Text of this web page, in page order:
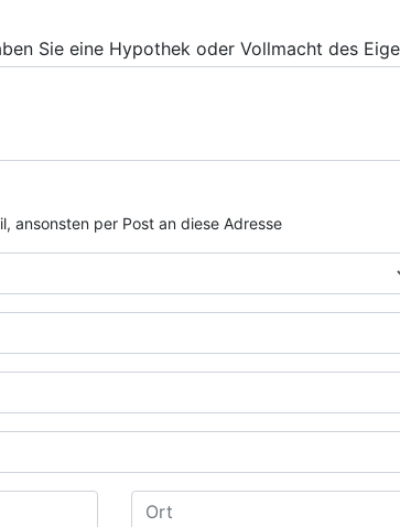
Sie eine Hypothek oder Vollmacht des
ansonsten per Post an diese Adresse